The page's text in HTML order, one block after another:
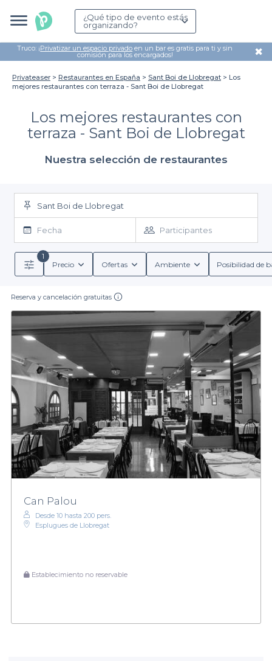
¿Qué tipo de evento estás
organizando?
Truco: ¡Privatizar un espacio privado en un bar es gratis para ti y sin
comisión para los encargados! ✖
Privateaser Restaurantes en España Sant Boi de Llobregat
Los
mejores restaurantes con terraza - Sant Boi de Llobregat
Los mejores restaurantes con
terraza - Sant Boi de Llobregat
Nuestra selección de restaurantes
Sant Boi de Llobregat
Fecha Participantes
1
Precio
Ofertas Ambiente Posibilidad de
Reserva y cancelación gratuitas
Can Palou
Desde 10 hasta 200 pers.
Esplugues de Llobregat
Establecimiento no reservable